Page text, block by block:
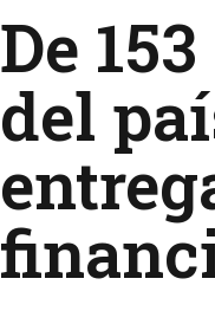
De
del